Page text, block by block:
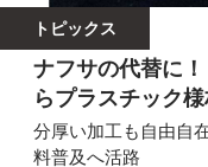
トピックス
ナフサの代替に
らプラスチック
分厚い加工も自由自
料普及へ活路